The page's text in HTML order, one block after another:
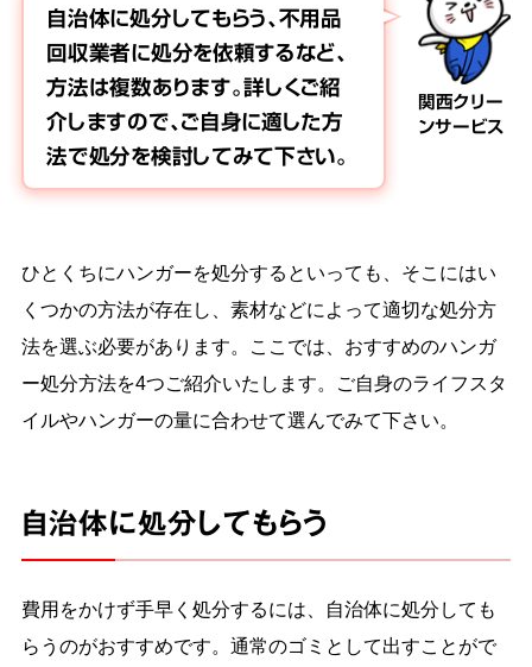
関西クリー
ンサービス
自治体に処分してもらう、不用品
回収業者に処分を依頼するなど、
方法は複数あります。詳しくご紹
介しますので、ご自身に適した方
法で処分を検討してみて下さい。
ひとくちにハンガーを処分するといっても、そこにはい
くつかの方法が存在し、素材などによって適切な処分方
法を選ぶ必要があります。ここでは、おすすめのハンガ
ー処分方法を4つご紹介いたします。ご自身のライフスタ
イルやハンガーの量に合わせて選んでみて下さい。
自治体に処分してもらう
費用をかけず手早く処分するには、自治体に処分しても
らうのがおすすめです。通常のゴミとして出すことがで